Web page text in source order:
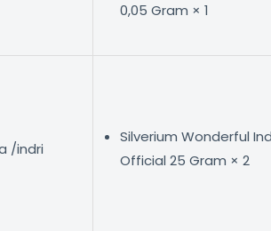
0,05 Gram × 1
/indri
Silverium Wonderful
Official 25 Gram × 2